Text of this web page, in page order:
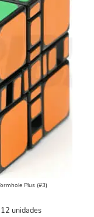
Plus (#3)
12 unidades